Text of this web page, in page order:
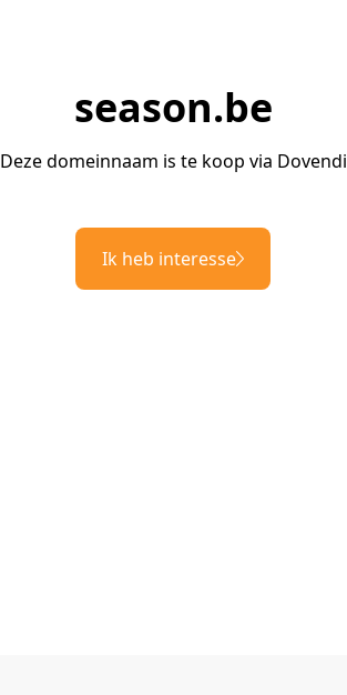
season.be
Deze domeinnaam is te koop via Dovendi
Ik heb interesse